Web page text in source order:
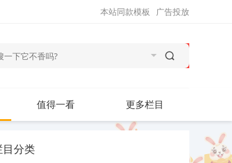
广告投放
本站同款模板
值得一看 更多栏目
目分类